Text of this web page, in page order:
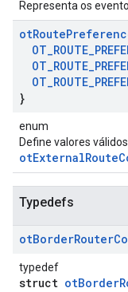
Representa os
otRoute
OT_ROUTE_
OT_ROUTE_
OT_ROUTE_
}
enum
Define valores
Typedefs
otBorderRouter
typedef
struct